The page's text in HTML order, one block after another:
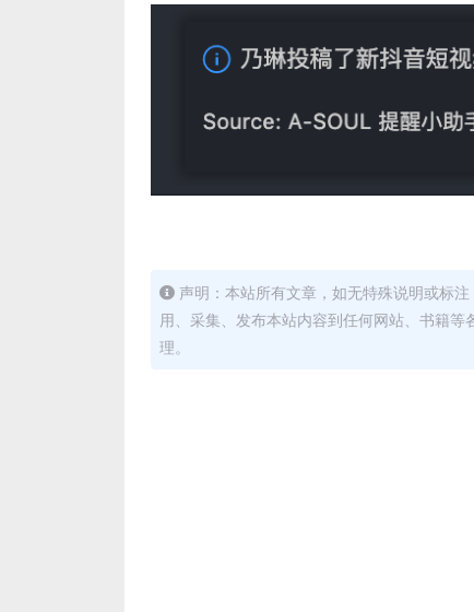
声明：本站所有文章，如无特殊说明或标
用、采集、发布本站内容到任何网站、书籍
理。